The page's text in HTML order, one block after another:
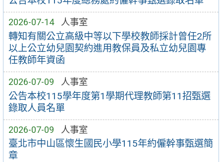
2026-07-14 人事室
轉知有關公立高級中等以下學校教師採計曾任2所
以上公立幼兒園契約進用教保員及私立幼兒園專
任教師年資函
2026-07-09 人事室
公告本校115學年度第1學期代理教師第11招甄選
錄取人員名單
2026-07-09 人事室
臺北市中山區懷生國民小學115年約僱幹事甄選簡
章